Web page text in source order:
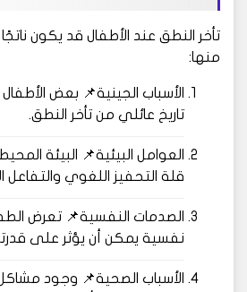
تأخر النطق عند الأطفال قد يكون
منها:
الأسباب الجينية📌 بعض
تاريخ عائلي من تأخر النطق.
العوامل البيئية📌 البيئة
قلة التحفيز اللغوي والتفاعل
الصدمات النفسية📌 تعرض
نفسية يمكن أن يؤثر على
الأسباب الصحية📌 وجود